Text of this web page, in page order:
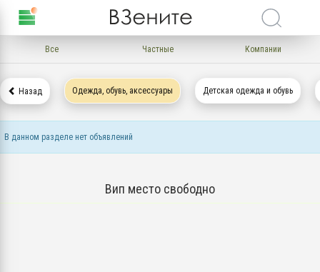
Все Частные Компании
Назад Одежда, обувь, аксессуары Детская одежда и обувь
В данном разделе нет объявлений
Вип место свободно